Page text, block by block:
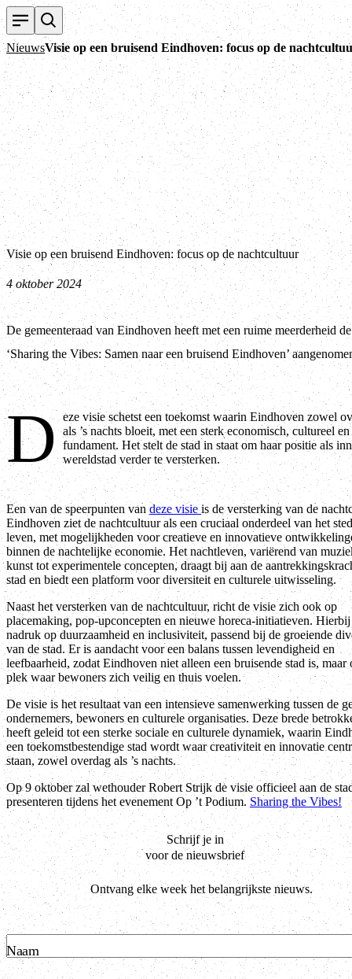
NieuwsVisie op een bruisend Eindhoven: focus op de
Visie op een bruisend Eindhoven: focus op de nachtcultuur
4 oktober 2024
De gemeenteraad van Eindhoven heeft met een ruime meerderheid
‘Sharing the Vibes: Samen naar een bruisend Eindhoven’
D eze visie schetst een toekomst waarin Eindhoven zowel
als ’s nachts bloeit, met een sterk economisch, cultureel
fundament. Het stelt de stad in staat om haar positie als
wereldstad verder te versterken.
Een van de speerpunten vandeze visieis de versterking van de
Eindhoven ziet de nachtcultuur als een cruciaal onderdeel van het
leven, met mogelijkheden voor creatieve en innovatieve
binnen de nachtelijke economie. Het nachtleven, variërend van
kunst tot experimentele concepten, draagt bij aan de
stad en biedt een platform voor diversiteit en culturele uitwisseling.
Naast het versterken van de nachtcultuur, richt de visie zich ook op
placemaking, pop-upconcepten en nieuwe horeca-initiatieven.
nadruk op duurzaamheid en inclusiviteit, passend bij de groeiende
van de stad. Er is aandacht voor een balans tussen levendigheid en
leefbaarheid, zodat Eindhoven niet alleen een bruisende stad is, maar
plek waar bewoners zich veilig en thuis voelen.
De visie is het resultaat van een intensieve samenwerking tussen de
ondernemers, bewoners en culturele organisaties. Deze brede
heeft geleid tot een sterke sociale en culturele dynamiek, waarin
een toekomstbestendige stad wordt waar creativiteit en innovatie
staan, zowel overdag als ’s nachts.
Op 9 oktober zal wethouder Robert Strijk de visie officieel aan de
presenteren tijdens het evenement Op ’t Podium. Sharing the Vibes!
Schrijf je in
voor de nieuwsbrief
Ontvang elke week het belangrijkste nieuws.
Naam